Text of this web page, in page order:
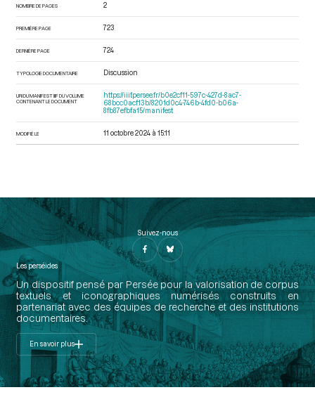
NOMBRE DE PAGES 2
PREMIÈRE PAGE 723
DERNIÈRE PAGE 724
TYPOLOGIE DOCUMENTAIRE Discussion
URI DU MANIFEST IIIF DU VOLUME
CONTENANT LE DOCUMENT
https://iiif.persee.fr/b0e2cf11-597c-427d-8ac7-
68bcc0acf13b/8201d0c4-746b-4fd0-b06a-
8fb87efbfa15/manifest
MODIFIÉ LE 11 octobre 2024 à 15:11
Suivez-nous
Les perséides
Un dispositif pensé par Persée pour la valorisation de corpus
textuels et iconographiques numérisés construits en
partenariat avec des équipes de recherche et des institutions
documentaires.
En savoir plus